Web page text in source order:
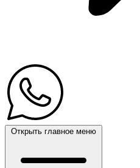
Открыть главное меню